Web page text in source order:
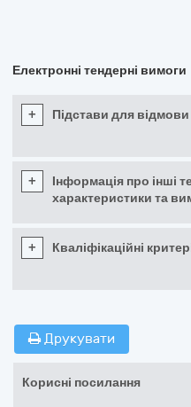
Електронні тендерні вимоги
+ Підстави для відмови
+
Інформація про інші
характеристики та
+ Кваліфікаційні
Друкувати
Корисні посилання